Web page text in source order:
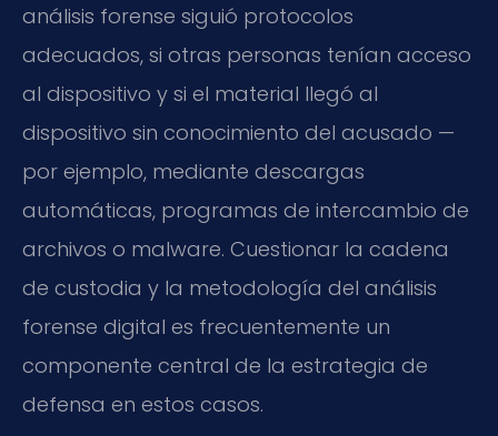
análisis forense siguió protocolos
adecuados, si otras personas tenían acceso
al dispositivo y si el material llegó al
dispositivo sin conocimiento del acusado —
por ejemplo, mediante descargas
automáticas, programas de intercambio de
archivos o malware. Cuestionar la cadena
de custodia y la metodología del análisis
forense digital es frecuentemente un
componente central de la estrategia de
defensa en estos casos.